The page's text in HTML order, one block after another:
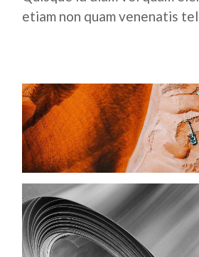
etiam non quam venenatis